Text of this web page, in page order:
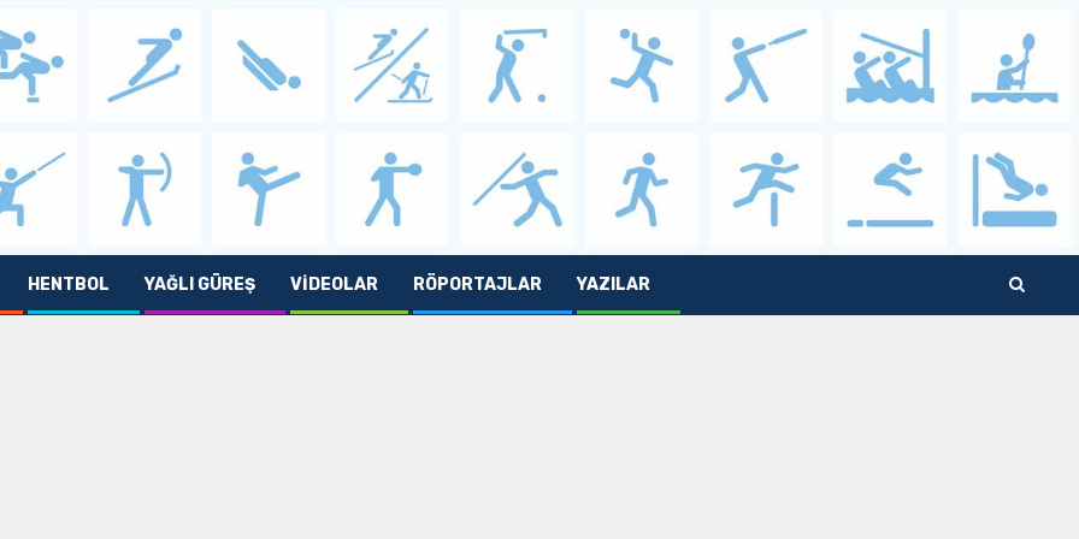
HENTBOL YAĞLI GÜREŞ VIDEOLAR RÖPORTAJLAR YAZILAR